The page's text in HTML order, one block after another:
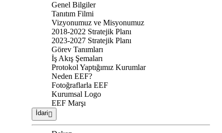
Genel Bilgiler
Tanıtım Filmi
Vizyonumuz ve Misyonumuz
2018-2022 Stratejik Planı
2023-2027 Stratejik Planı
Görev Tanımları
İş Akış Şemaları
Protokol Yaptığımız Kurumlar
Neden EEF?
Fotoğraflarla EEF
Kurumsal Logo
EEF Marşı
İdari